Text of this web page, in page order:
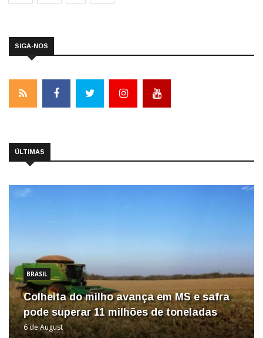
SIGA-NOS
ÚLTIMAS
BRASIL
Colheita do milho avança em MS e safra
pode superar 11 milhões de toneladas
6 de August